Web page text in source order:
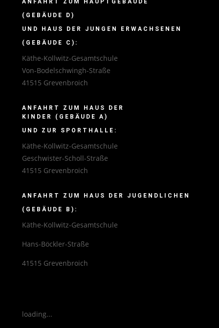
ANFAHRT ZUM HAUPTGEBÄUDE
(GEBÄUDE D)
UND HAUS DER JUNGEN ERWACHSENEN
(GEBÄUDE C):
Käthe-Kollwitz-Gesamtschule
Von-Bodelschwingh-Straße
41515 Grevenbroich
ANFAHRT ZUM HAUS DER
KINDER (GEBÄUDE A)
UND ZUR SPORTHALLE:
Käthe-Kollwitz-Gesamtschule
Geschwister-Scholl-Straße
41515 Grevenbroich
ANFAHRT ZUM HAUS DER JUGENDLICHEN
(GEBÄUDE B):
Käthe-Kollwitz-Gesamtschule
Hans-Böckler-Straße
41515 Grevenbroich
loading...